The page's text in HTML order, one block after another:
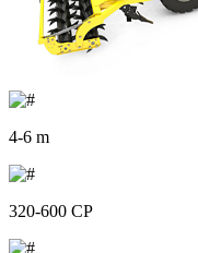
4-6 m
320-600 CP